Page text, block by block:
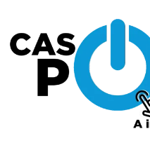
content